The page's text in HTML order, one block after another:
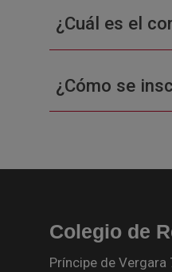
¿Cuál es el
¿Cómo se
Colegio de
Príncipe de